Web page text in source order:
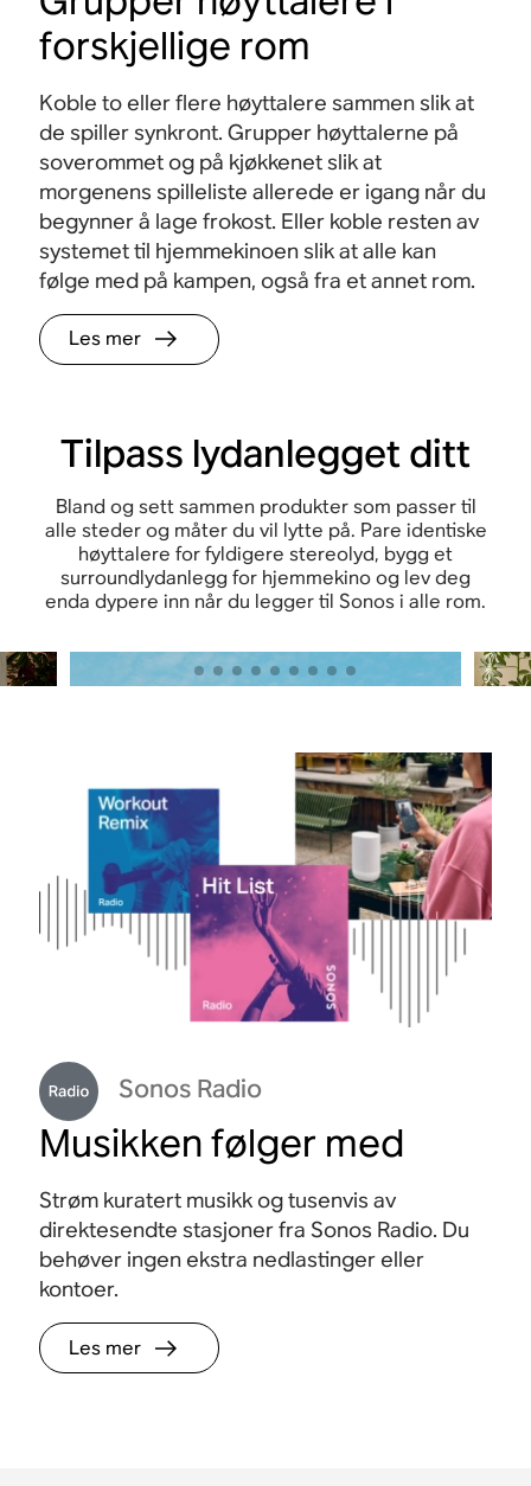
forskjellige rom
Koble to eller flere høyttalere sammen slik at
de spiller synkront. Grupper høyttalerne på
soverommet og på kjøkkenet slik at
morgenens spilleliste allerede er igang når du
begynner å lage frokost. Eller koble resten av
systemet til hjemmekinoen slik at alle kan
følge med på kampen, også fra et annet rom.
Les mer
Tilpass lydanlegget ditt
Bland og sett sammen produkter som passer til
alle steder og måter du vil lytte på. Pare identiske
høyttalere for fyldigere stereolyd, bygg et
surroundlydanlegg for hjemmekino og lev deg
enda dypere inn når du legger til Sonos i alle rom.
Drøm deg bort med Sonos Ace
Sonos Radio
Musikken følger med
Strøm kuratert musikk og tusenvis av
direktesendte stasjoner fra Sonos Radio. Du
behøver ingen ekstra nedlastinger eller
kontoer.
Les mer